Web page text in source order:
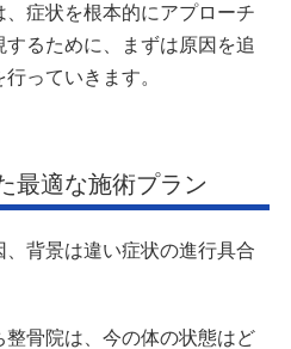
症状を根本的にアプローチ
るために、まずは原因を追
っていきます。
最適な施術プラン
背景は違い症状の進行具合
骨院は、今の体の状態はど